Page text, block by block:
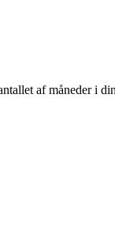
af måneder i